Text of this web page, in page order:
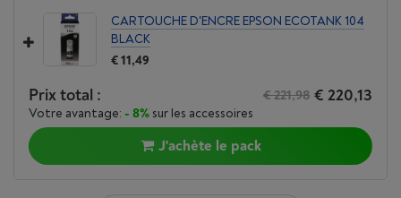
CARTOUCHE D'ENCRE EPSON ECOTANK 104
BLACK
€ 11,49
Prix total : € 221,98 € 220,13
Votre avantage: - 8% sur les accessoires
J'achète le pack